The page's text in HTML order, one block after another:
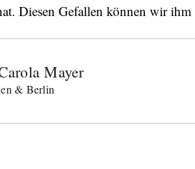
Diesen Gefallen können wir
Mayer
& Berlin